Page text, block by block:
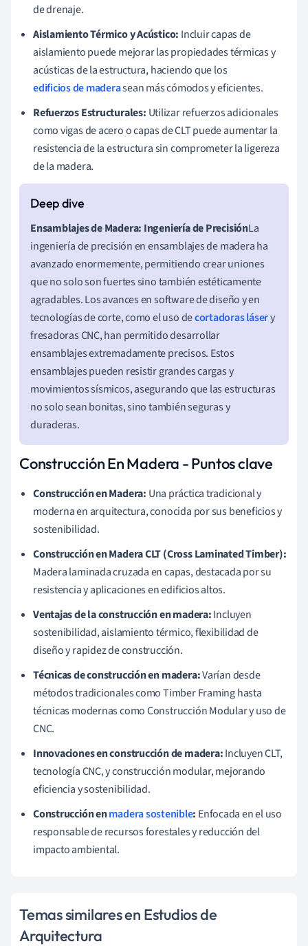
de drenaje.
Aislamiento Térmico y Acústico: Incluir capas de
aislamiento puede mejorar las propiedades térmicas y
acústicas de la estructura, haciendo que los
edificios de maderasean más cómodos y eficientes.
Refuerzos Estructurales: Utilizar refuerzos adicionales
como vigas de acero o capas de CLT puede aumentar la
resistencia de la estructura sin comprometer la ligereza
de la madera.
Ensamblajes de Madera: Ingeniería de PrecisiónLa
ingeniería de precisión en ensamblajes de madera ha
avanzado enormemente, permitiendo crear uniones
que no solo son fuertes sino también estéticamente
agradables. Los avances en software de diseño y en
tecnologías de corte, como el uso decortadoras lásery
fresadoras CNC, han permitido desarrollar
ensamblajes extremadamente precisos. Estos
ensamblajes pueden resistir grandes cargas y
movimientos sísmicos, asegurando que las estructuras
no solo sean bonitas, sino también seguras y
duraderas.
Construcción En Madera - Puntos clave
Construcción en Madera: Una práctica tradicional y
moderna en arquitectura, conocida por sus beneficios y
sostenibilidad.
Construcción en Madera CLT (Cross Laminated Timber):
Madera laminada cruzada en capas, destacada por su
resistencia y aplicaciones en edificios altos.
Ventajas de la construcción en madera:Incluyen
sostenibilidad, aislamiento térmico, flexibilidad de
diseño y rapidez de construcción.
Técnicas de construcción en madera:Varían desde
métodos tradicionales como Timber Framing hasta
técnicas modernas como Construcción Modular y uso de
CNC.
Innovaciones en construcción de madera:Incluyen CLT,
tecnología CNC, y construcción modular, mejorando
eficiencia y sostenibilidad.
Construcción enmadera sostenible: Enfocada en el uso
responsable de recursos forestales y reducción del
impacto ambiental.
Temas similares en Estudios de
Arquitectura